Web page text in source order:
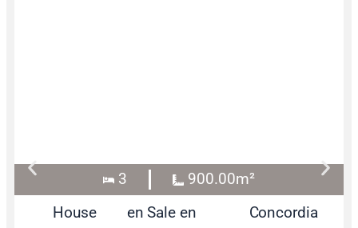
3
900.00m²
House
en Sale en Concordia